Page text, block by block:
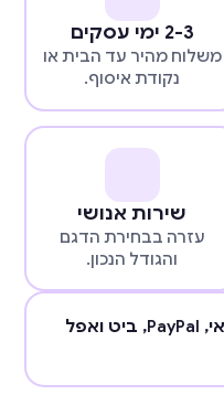
2-3 ימי עסקים
משלוח מהיר עד הבית או
נקודת איסוף.
שירות אנושי
עזרה בבחירת הדגם
והגודל הנכון.
PayPal, ביט ואפל